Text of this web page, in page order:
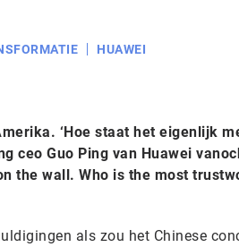
HUAWEI
‘Hoe staat het eigenlijk
ceo Guo Ping van Huawei
the wall. Who is the most
als zou het Chinese